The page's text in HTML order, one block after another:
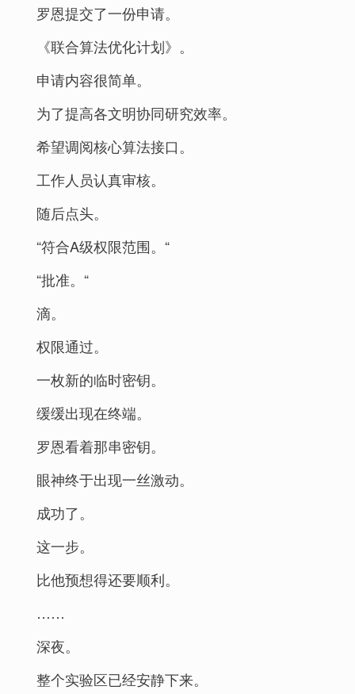
罗恩提交了一份申请。
《联合算法优化计划》。
申请内容很简单。
为了提高各文明协同研究效率。
希望调阅核心算法接口。
工作人员认真审核。
随后点头。
“符合A级权限范围。“
“批准。“
滴。
权限通过。
一枚新的临时密钥。
缓缓出现在终端。
罗恩看着那串密钥。
眼神终于出现一丝激动。
成功了。
这一步。
比他预想得还要顺利。
……
深夜。
整个实验区已经安静下来。